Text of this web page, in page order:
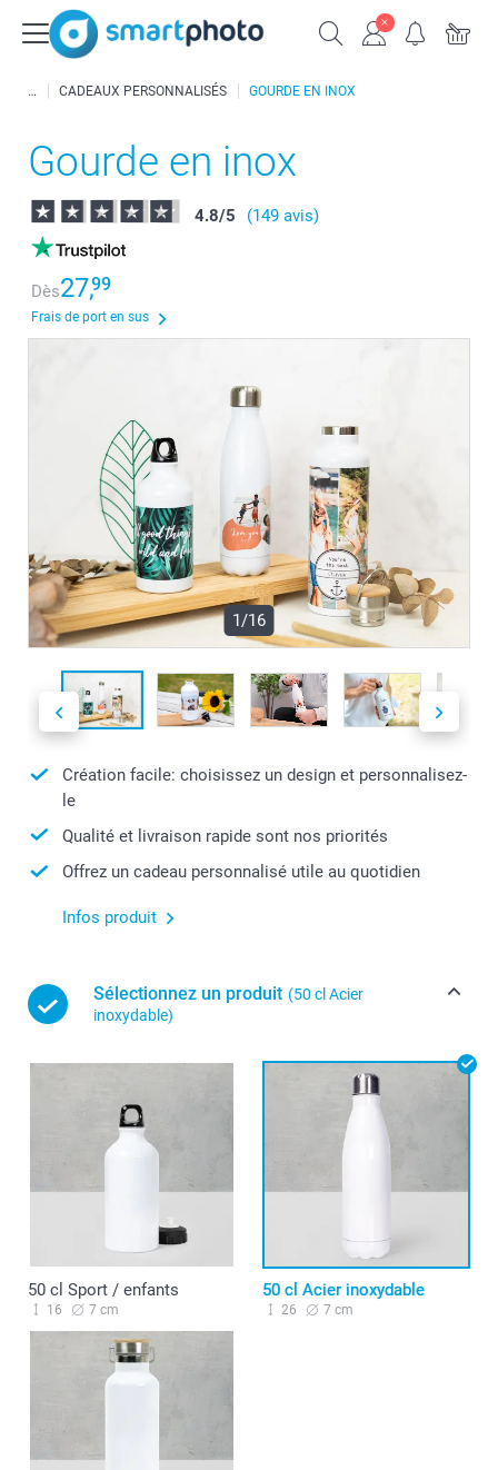
CADEAUX PERSONNALISÉS GOURDE EN INOX
Gourde en inox
4.8/5 (149 avis)
Dès27,99
Frais de port en sus
1/16
Création facile: choisissez un design et personnalisez-
le
Qualité et livraison rapide sont nos priorités
Offrez un cadeau personnalisé utile au quotidien
Infos produit
Sélectionnez un produit (50 cl Acier
inoxydable)
50 cl Sport / enfants
16 7 cm
50 cl Acier inoxydable
26 7 cm